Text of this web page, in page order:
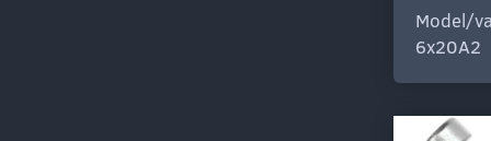
Model/
6x20A2